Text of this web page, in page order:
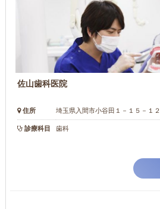
佐山歯科医院
住所 埼玉県入間市小谷田１－１５－１２
診療科目 歯科